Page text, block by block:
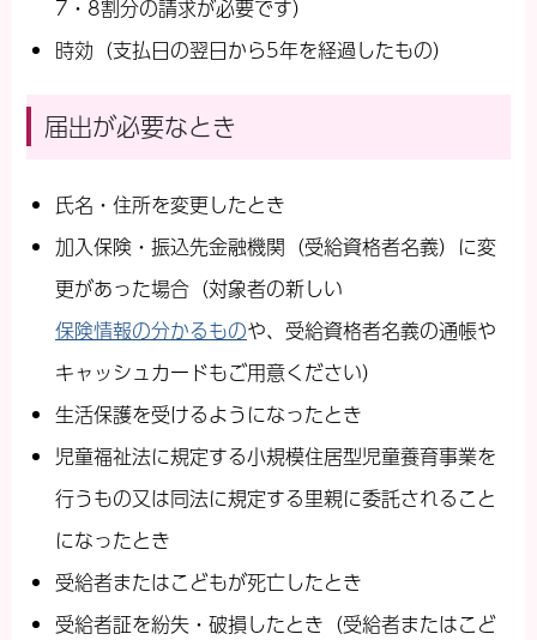
7・8割分の請求が必要です）
時効（支払日の翌日から5年を経過したもの）
届出が必要なとき
氏名・住所を変更したとき
加入保険・振込先金融機関（受給資格者名義）に変
更があった場合（対象者の新しい
保険情報の分かるものや、受給資格者名義の通帳や
キャッシュカードもご用意ください）
生活保護を受けるようになったとき
児童福祉法に規定する小規模住居型児童養育事業を
行うもの又は同法に規定する里親に委託されること
になったとき
受給者またはこどもが死亡したとき
受給者証を紛失・破損したとき（受給者またはこど